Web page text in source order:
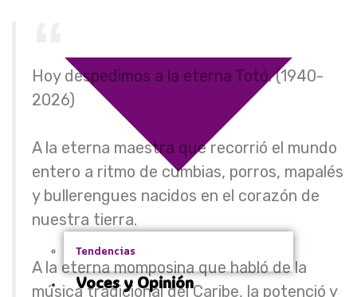
Tendencias
Voces y Opinión
Hoy despedimos a la eterna Totó. (1940-
2026)
A la eterna maestra que recorrió el mundo
entero a ritmo de cumbias, porros, mapalés
y bullerengues nacidos en el corazón de
nuestra tierra.
A la eterna momposina que habló de la
música tradicional del Caribe, la potenció y